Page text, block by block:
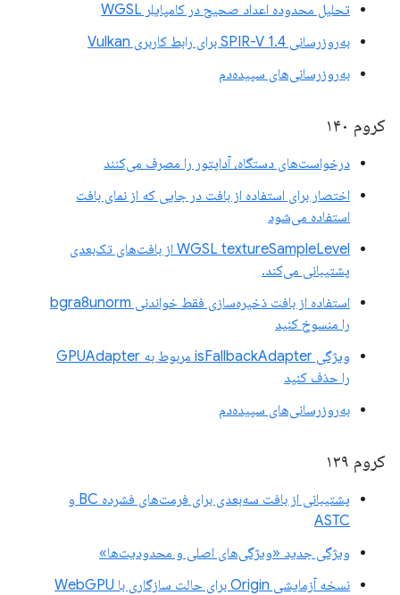
تحلیل محدوده اعداد صحیح در کامپایلر WGSL
به‌روزرسانی SPIR-V 1.4 برای رابط کاربری Vulkan
به‌روزرسانی‌های سپیده‌دم
کروم ۱۴۰
درخواست‌های دستگاه، آداپتور را مصرف می‌کنند
اختصار برای استفاده از بافت در جایی که از نمای بافت
استفاده می‌شود
WGSL textureSampleLevel از بافت‌های تک‌بعدی
پشتیبانی می‌کند.
استفاده از بافت ذخیره‌سازی فقط خواندنی bgra8unorm
را منسوخ کنید
ویژگی isFallbackAdapter مربوط به GPUAdapter
را حذف کنید
به‌روزرسانی‌های سپیده‌دم
کروم ۱۳۹
پشتیبانی از بافت سه‌بعدی برای فرمت‌های فشرده BC و
ASTC
ویژگی جدید «ویژگی‌های اصلی و محدودیت‌ها»
نسخه آزمایشی Origin برای حالت سازگاری با WebGPU